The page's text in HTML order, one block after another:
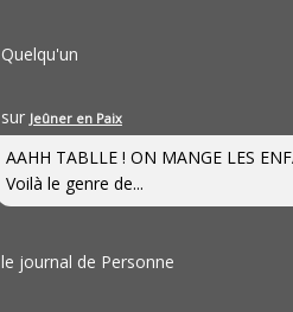
Quelqu'un
sur Jeûner en Paix
AAHH TABLLE ! ON MANGE LES
Voilà le genre de...
le journal de Personne